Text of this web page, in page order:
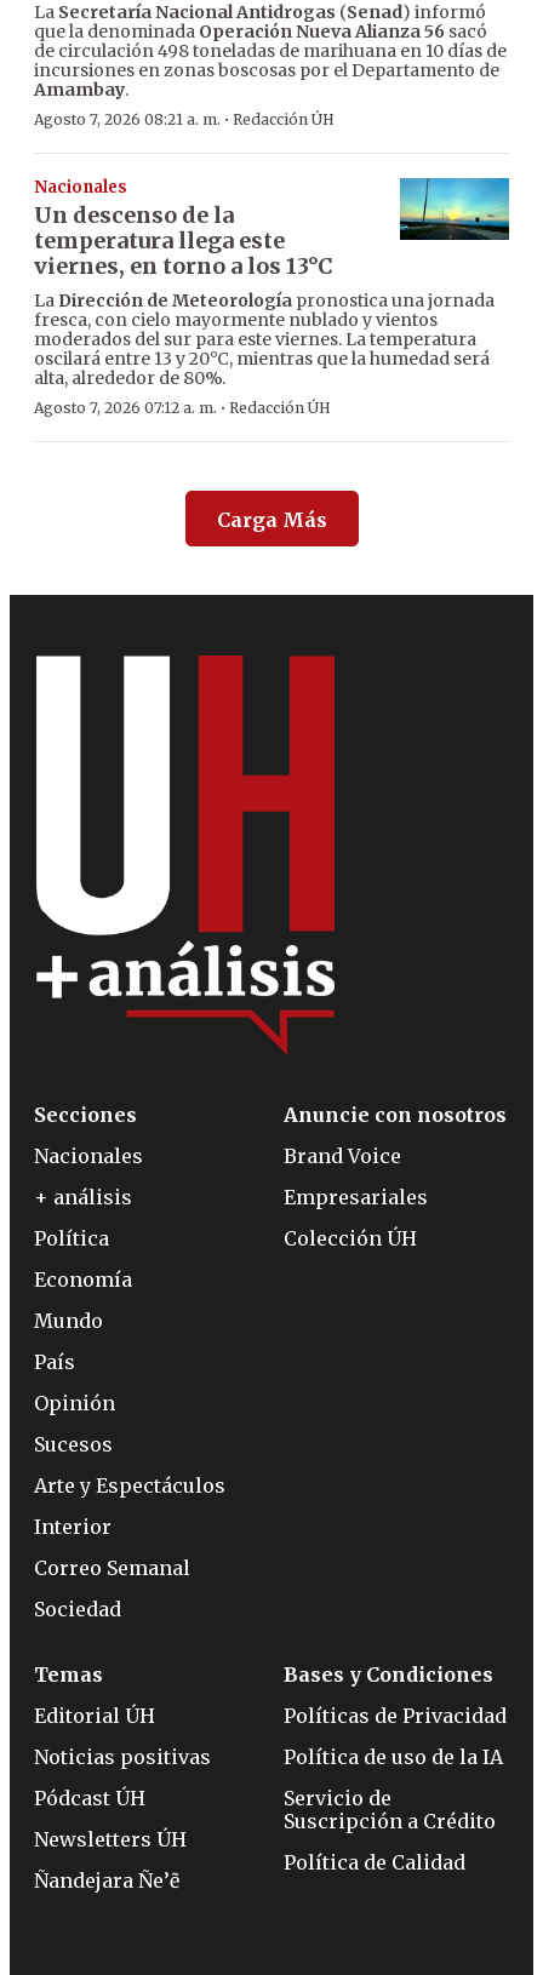
La Secretaría Nacional Antidrogas (Senad) informó
que la denominada Operación Nueva Alianza 56 sacó
de circulación 498 toneladas de marihuana en 10 días de
incursiones en zonas boscosas por el Departamento de
Amambay.
Agosto 7, 2026 08:21 a. m. · Redacción ÚH
Nacionales
Un descenso de la
temperatura llega este
viernes, en torno a los 13°C
La Dirección de Meteorología pronostica una jornada
fresca, con cielo mayormente nublado y vientos
moderados del sur para este viernes. La temperatura
oscilará entre 13 y 20°C, mientras que la humedad será
alta, alrededor de 80%.
Agosto 7, 2026 07:12 a. m. · Redacción ÚH
Carga Más
Secciones
Nacionales
+ análisis
Política
Economía
Mundo
País
Opinión
Sucesos
Arte y Espectáculos
Interior
Correo Semanal
Sociedad
Anuncie con nosotros
Brand Voice
Empresariales
Colección ÚH
Temas
Editorial ÚH
Noticias positivas
Pódcast ÚH
Newsletters ÚH
Ñandejara Ñe’ẽ
Bases y Condiciones
Políticas de Privacidad
Política de uso de la IA
Servicio de
Suscripción a Crédito
Política de Calidad